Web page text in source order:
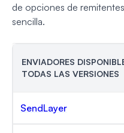
de opciones de
sencilla.
ENVIADORES
TODAS LAS VERSIONES
SendLayer